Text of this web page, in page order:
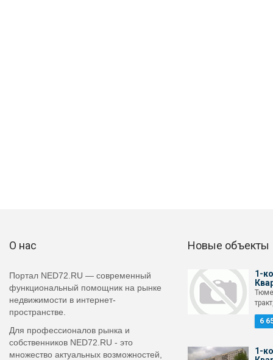
О нас
Портал NED72.RU — современный
функциональный помощник на рынке
недвижимости в интернет-
пространстве.
Для профессионалов рынка и
собственников NED72.RU - это
множество актуальных возможностей,
Новые объекты
1-
6
1-